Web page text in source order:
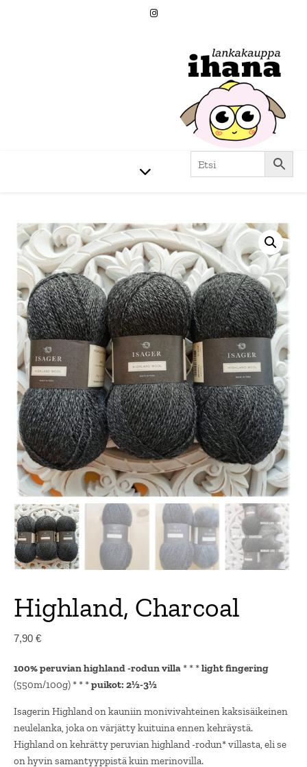
Highland, Charcoal
7,90 €
100% peruvian highland -rodun villa * * *light fingering
(550m/100g) * * *puikot: 2½-3½
Isagerin Highland on kauniin monivivahteinen kaksisäikeinen
neulelanka, joka on värjätty kuituina ennen kehräystä.
Highland on kehrätty peruvian highland -rodun* villasta, eli se
on hyvin samantyyppistä kuin merinovilla.